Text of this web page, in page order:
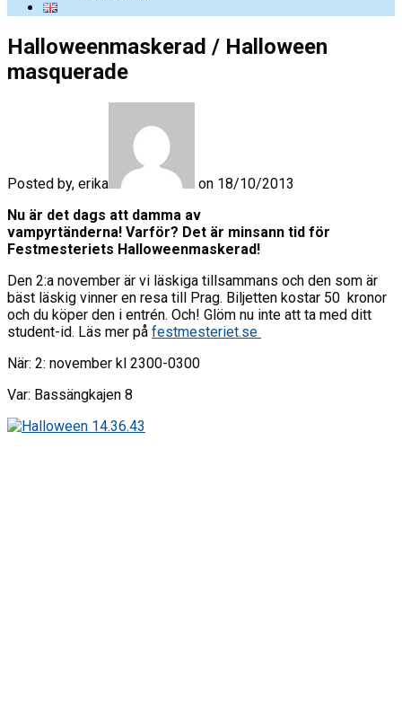
Halloweenmaskerad / Halloween
masquerade
Posted by, erika
on 18/10/2013
Nu är det dags att damma av
vampyrtänderna! Varför? Det är minsann tid för
Festmesteriets Halloweenmaskerad!
Den 2:a november är vi läskiga tillsammans och den som är
bäst läskig vinner en resa till Prag. Biljetten kostar 50 kronor
och du köper den i entrén. Och! Glöm nu inte att ta med ditt
student-id. Läs mer på festmesteriet.se
När: 2: november kl 2300-0300
Var: Bassängkajen 8